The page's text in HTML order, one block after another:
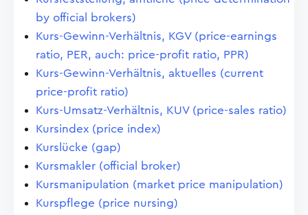
by official brokers)
Kurs-Gewinn-Verhältnis, KGV (price-earnings
ratio, PER, auch: price-profit ratio, PPR)
Kurs-Gewinn-Verhältnis, aktuelles (current
price-profit ratio)
Kurs-Umsatz-Verhältnis, KUV (price-sales ratio)
Kursindex (price index)
Kurslücke (gap)
Kursmakler (official broker)
Kursmanipulation (market price manipulation)
Kurspflege (price nursing)